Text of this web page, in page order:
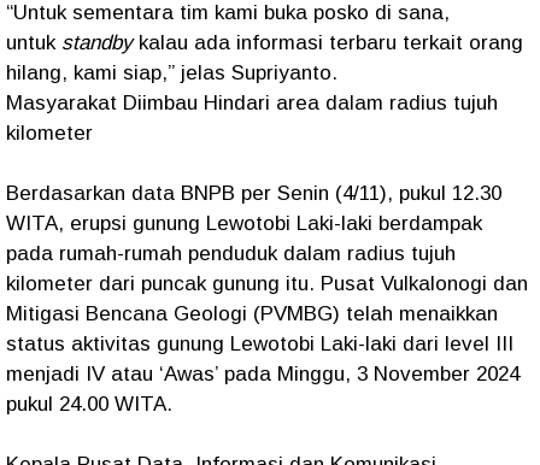
“Untuk sementara tim kami buka posko di sana,
untuk standbykalau ada informasi terbaru terkait orang
hilang, kami siap,” jelas Supriyanto.
Masyarakat Diimbau Hindari area dalam radius tujuh
kilometer
Berdasarkan data BNPB per Senin (4/11), pukul 12.30
WITA, erupsi gunung Lewotobi Laki-laki berdampak
pada rumah-rumah penduduk dalam radius tujuh
kilometer dari puncak gunung itu. Pusat Vulkalonogi dan
Mitigasi Bencana Geologi (PVMBG) telah menaikkan
status aktivitas gunung Lewotobi Laki-laki dari level III
menjadi IV atau ‘Awas’ pada Minggu, 3 November 2024
pukul 24.00 WITA.